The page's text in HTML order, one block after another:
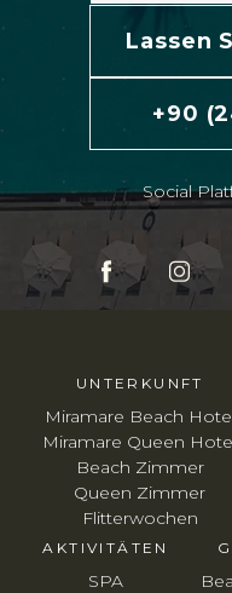
Lassen
+90
UNTERKUNFT
Miramare Beach
Miramare Queen
Beach Zimmer
Queen Zimmer
Flitterwochen
AKTIVITÄTEN
SPA
Social